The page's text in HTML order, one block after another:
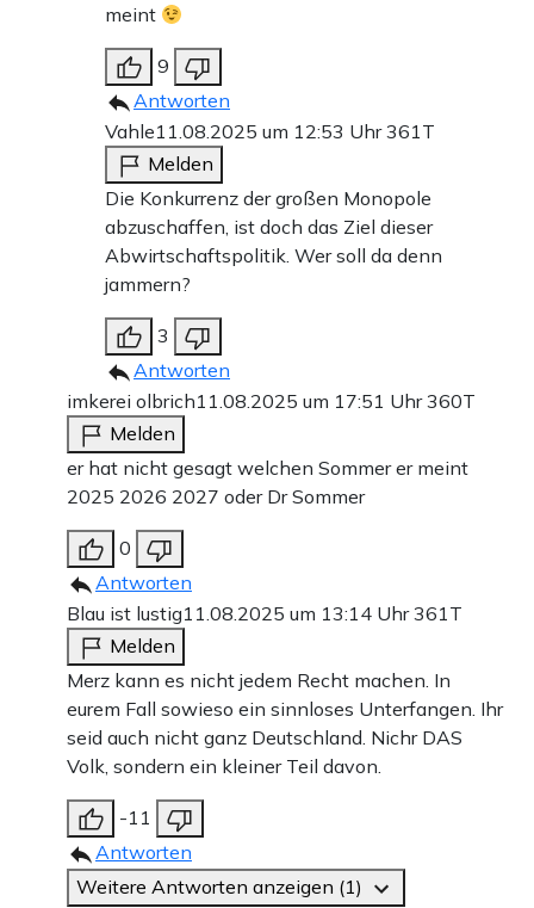
meint
9
Antworten
Vahle11.08.2025 um 12:53 Uhr361T
Melden
Die Konkurrenz der großen Monopole
abzuschaffen, ist doch das Ziel dieser
Abwirtschaftspolitik. Wer soll da denn
jammern?
3
Antworten
imkerei olbrich11.08.2025 um 17:51 Uhr360T
Melden
er hat nicht gesagt welchen Sommer er meint
2025 2026 2027 oder Dr Sommer
0
Antworten
Blau ist lustig11.08.2025 um 13:14 Uhr361T
Melden
Merz kann es nicht jedem Recht machen. In
eurem Fall sowieso ein sinnloses Unterfangen. Ihr
seid auch nicht ganz Deutschland. Nichr DAS
Volk, sondern ein kleiner Teil davon.
-11
Antworten
Weitere Antworten anzeigen (1)